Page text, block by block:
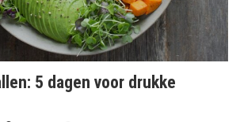
5 dagen voor drukke